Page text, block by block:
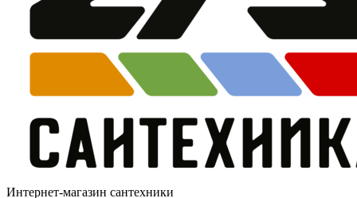
Интернет-магазин сантехники